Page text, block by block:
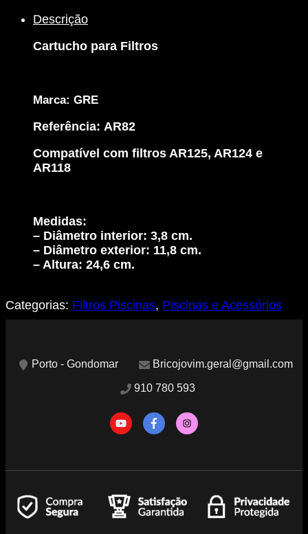
Filtro Descrição
Cartucho para Filtros
Marca: GRE
Referência: AR82
Compatível com filtros AR125, AR124 e
AR118
Medidas:
– Diâmetro interior: 3,8 cm.
– Diâmetro exterior: 11,8 cm.
– Altura: 24,6 cm.
Categorias: Filtros Piscinas, Piscinas e Acessórios
Porto - Gondomar Bricojovim.geral@gmail.com
910 780 593